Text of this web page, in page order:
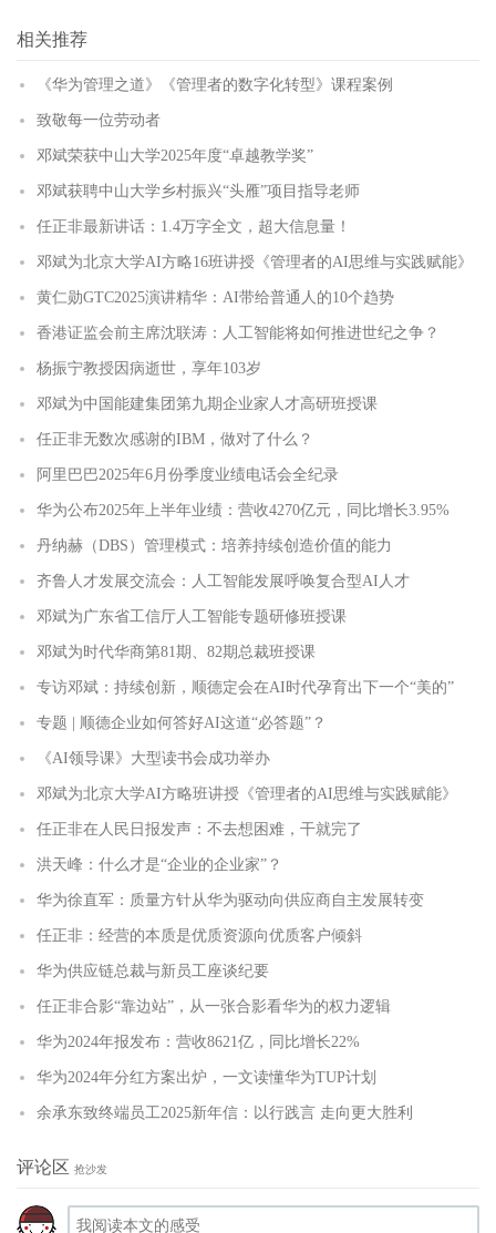
相关推荐
《华为管理之道》《管理者的数字化转型》课程案例
致敬每一位劳动者
邓斌荣获中山大学2025年度“卓越教学奖”
邓斌获聘中山大学乡村振兴“头雁”项目指导老师
任正非最新讲话：1.4万字全文，超大信息量！
邓斌为北京大学AI方略16班讲授《管理者的AI思维与实践赋能》
黄仁勋GTC2025演讲精华：AI带给普通人的10个趋势
香港证监会前主席沈联涛：人工智能将如何推进世纪之争？
杨振宁教授因病逝世，享年103岁
邓斌为中国能建集团第九期企业家人才高研班授课
任正非无数次感谢的IBM，做对了什么？
阿里巴巴2025年6月份季度业绩电话会全纪录
华为公布2025年上半年业绩：营收4270亿元，同比增长3.95%
丹纳赫（DBS）管理模式：培养持续创造价值的能力
齐鲁人才发展交流会：人工智能发展呼唤复合型AI人才
邓斌为广东省工信厅人工智能专题研修班授课
邓斌为时代华商第81期、82期总裁班授课
专访邓斌：持续创新，顺德定会在AI时代孕育出下一个“美的”
专题 | 顺德企业如何答好AI这道“必答题”？
《AI领导课》大型读书会成功举办
邓斌为北京大学AI方略班讲授《管理者的AI思维与实践赋能》
任正非在人民日报发声：不去想困难，干就完了
洪天峰：什么才是“企业的企业家”？
华为徐直军：质量方针从华为驱动向供应商自主发展转变
任正非：经营的本质是优质资源向优质客户倾斜
华为供应链总裁与新员工座谈纪要
任正非合影“靠边站”，从一张合影看华为的权力逻辑
华为2024年报发布：营收8621亿，同比增长22%
华为2024年分红方案出炉，一文读懂华为TUP计划
余承东致终端员工2025新年信：以行践言 走向更大胜利
评论区 抢沙发